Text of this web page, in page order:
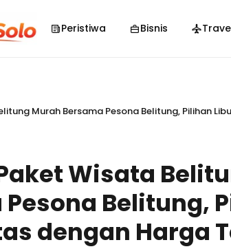
Peristiwa Bisnis
Murah Bersama Pesona Belitung, Pilihan
Wisata
Belitung,
dengan Harga